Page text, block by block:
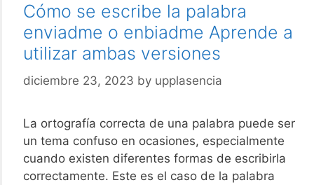
Cómo se escribe la palabra
enviadme o enbiadme Aprende a
utilizar ambas versiones
diciembre 23, 2023 by upplasencia
La ortografía correcta de una palabra puede ser
un tema confuso en ocasiones, especialmente
cuando existen diferentes formas de escribirla
correctamente. Este es el caso de la palabra